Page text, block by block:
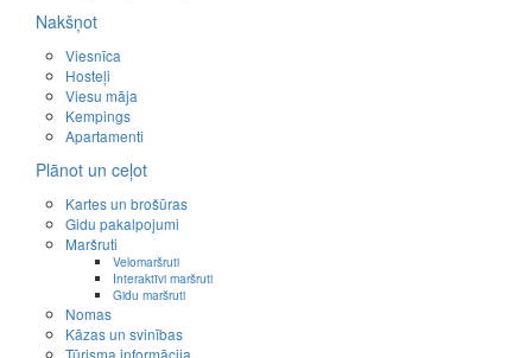
Nakšņot
Viesnīca
Hosteļi
Viesu māja
Kempings
Apartamenti
Plānot un ceļot
Kartes un brošūras
Gidu pakalpojumi
Maršruti
Velomaršruti
Interaktīvi maršruti
Gidu maršruti
Nomas
Kāzas un svinības